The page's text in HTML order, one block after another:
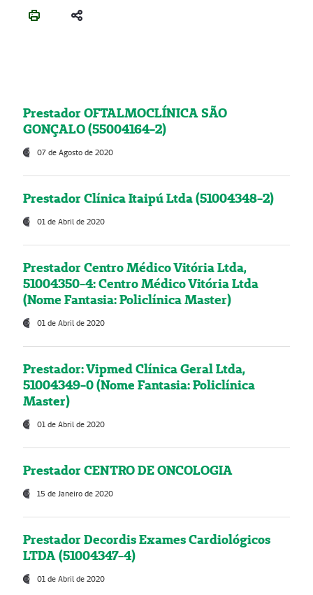
Prestador OFTALMOCLÍNICA SÃO
GONÇALO (55004164-2)
07 de Agosto de 2020
Prestador Clínica Itaipú Ltda (51004348-2)
01 de Abril de 2020
Prestador Centro Médico Vitória Ltda,
51004350-4: Centro Médico Vitória Ltda
(Nome Fantasia: Policlínica Master)
01 de Abril de 2020
Prestador: Vipmed Clínica Geral Ltda,
51004349-0 (Nome Fantasia: Policlínica
Master)
01 de Abril de 2020
Prestador CENTRO DE ONCOLOGIA
15 de Janeiro de 2020
Prestador Decordis Exames Cardiológicos
LTDA (51004347-4)
01 de Abril de 2020